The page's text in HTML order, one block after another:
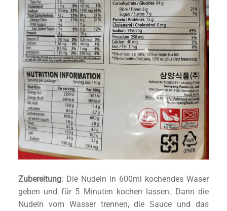
Zubereitung: Die Nudeln in 600ml kochendes Waser
geben und für 5 Minuten kochen lassen. Dann die
Nudeln vom Wasser trennen, die Sauce und das